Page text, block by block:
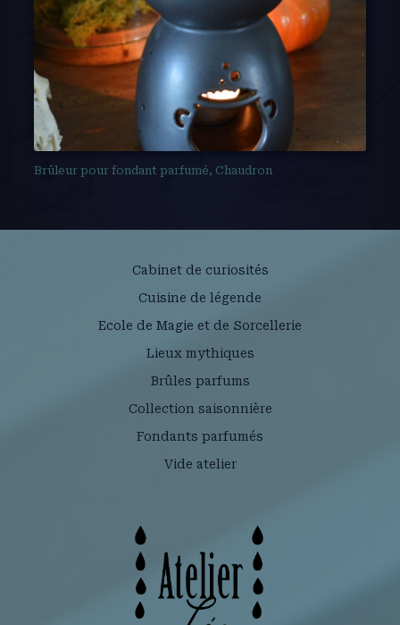
Brûleur pour fondant parfumé, Chaudron
Cabinet de curiosités
Cuisine de légende
Ecole de Magie et de Sorcellerie
Lieux mythiques
Brûles parfums
Collection saisonnière
Fondants parfumés
Vide atelier